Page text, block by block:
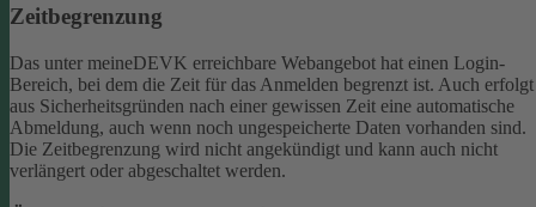
Zeitbegrenzung
Das unter meineDEVK erreichbare Webangebot hat einen Login-
Bereich, bei dem die Zeit für das Anmelden begrenzt ist. Auch erfolgt
aus Sicherheitsgründen nach einer gewissen Zeit eine automatische
Abmeldung, auch wenn noch ungespeicherte Daten vorhanden sind.
Die Zeitbegrenzung wird nicht angekündigt und kann auch nicht
verlängert oder abgeschaltet werden.